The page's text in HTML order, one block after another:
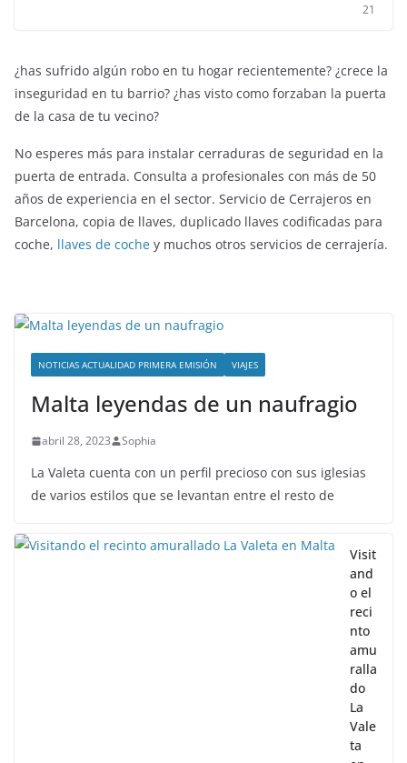
21
¿has sufrido algún robo en tu hogar recientemente? ¿crece la
inseguridad en tu barrio? ¿has visto como forzaban la puerta
de la casa de tu vecino?
No esperes más para instalar cerraduras de seguridad en la
puerta de entrada. Consulta a profesionales con más de 50
años de experiencia en el sector. Servicio de Cerrajeros en
Barcelona, copia de llaves, duplicado llaves codificadas para
coche, llaves de coche y muchos otros servicios de cerrajería.
NOTICIAS ACTUALIDAD PRIMERA EMISIÓN VIAJES
Malta leyendas de un naufragio
abril 28, 2023 Sophia
La Valeta cuenta con un perfil precioso con sus iglesias
de varios estilos que se levantan entre el resto de
Visit
and
o el
reci
nto
amu
ralla
do
La
Vale
ta